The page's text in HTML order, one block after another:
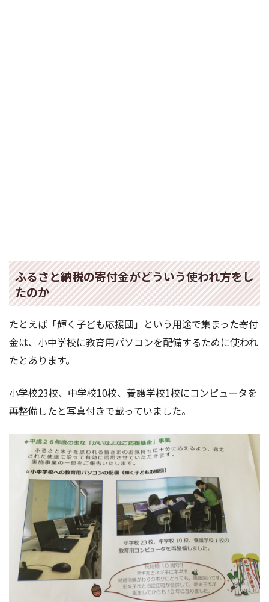
ふるさと納税の寄付金がどういう使われ方をし
たのか
たとえば「輝く子ども応援団」という用途で集まった寄付
金は、小中学校に教育用パソコンを配備するために使われ
たとあります。
小学校23校、中学校10校、養護学校1校にコンピュータを
再整備したと写真付きで載っていました。